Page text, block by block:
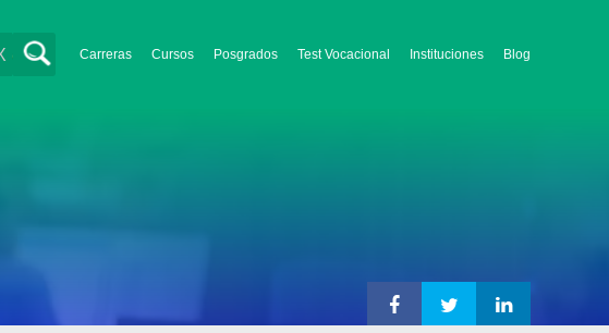
Carreras Cursos Posgrados Test Vocacional Instituciones Blog